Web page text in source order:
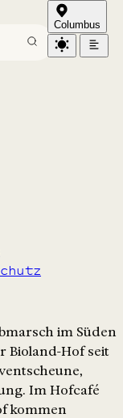
Columbus
in den Vier-
für die
im Süden
Bioland-Hof seit
Im Hofcafé
kommen